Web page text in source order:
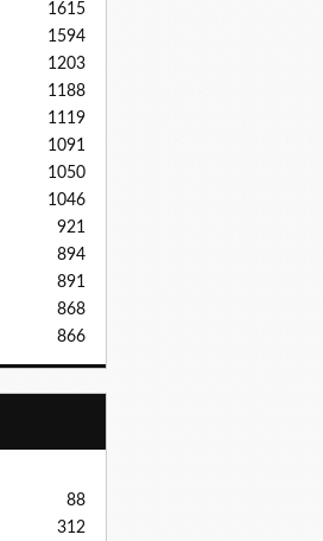
1615
1594
1203
1188
1119
1091
1050
1046
921
894
891
868
866
88
312